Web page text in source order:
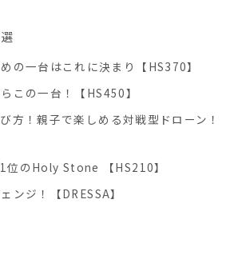
の一台はこれに決まり【HS370】
この一台！【HS450】
方！親子で楽しめる対戦型ドローン！
位のHoly Stone 【HS210】
ンジ！【DRESSA】